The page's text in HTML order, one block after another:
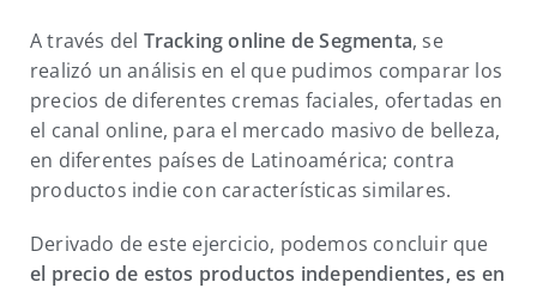
A través del Tracking online de Segmenta, se
realizó un análisis en el que pudimos comparar los
precios de diferentes cremas faciales, ofertadas en
el canal online, para el mercado masivo de belleza,
en diferentes países de Latinoamérica; contra
productos indie con características similares.
Derivado de este ejercicio, podemos concluir que
el precio de estos productos independientes, es en